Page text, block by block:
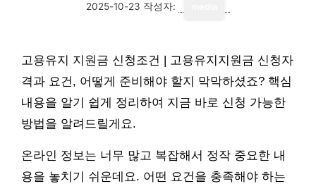
2025-10-23 작성자:
고용유지 지원금 신청조건 | 고용유지지원금 신청자
격과 요건, 어떻게 준비해야 할지 막막하셨죠? 핵심
내용을 알기 쉽게 정리하여 지금 바로 신청 가능한
방법을 알려드릴게요.
온라인 정보는 너무 많고 복잡해서 정작 중요한 내
용을 놓치기 쉬운데요. 어떤 요건을 충족해야 하는